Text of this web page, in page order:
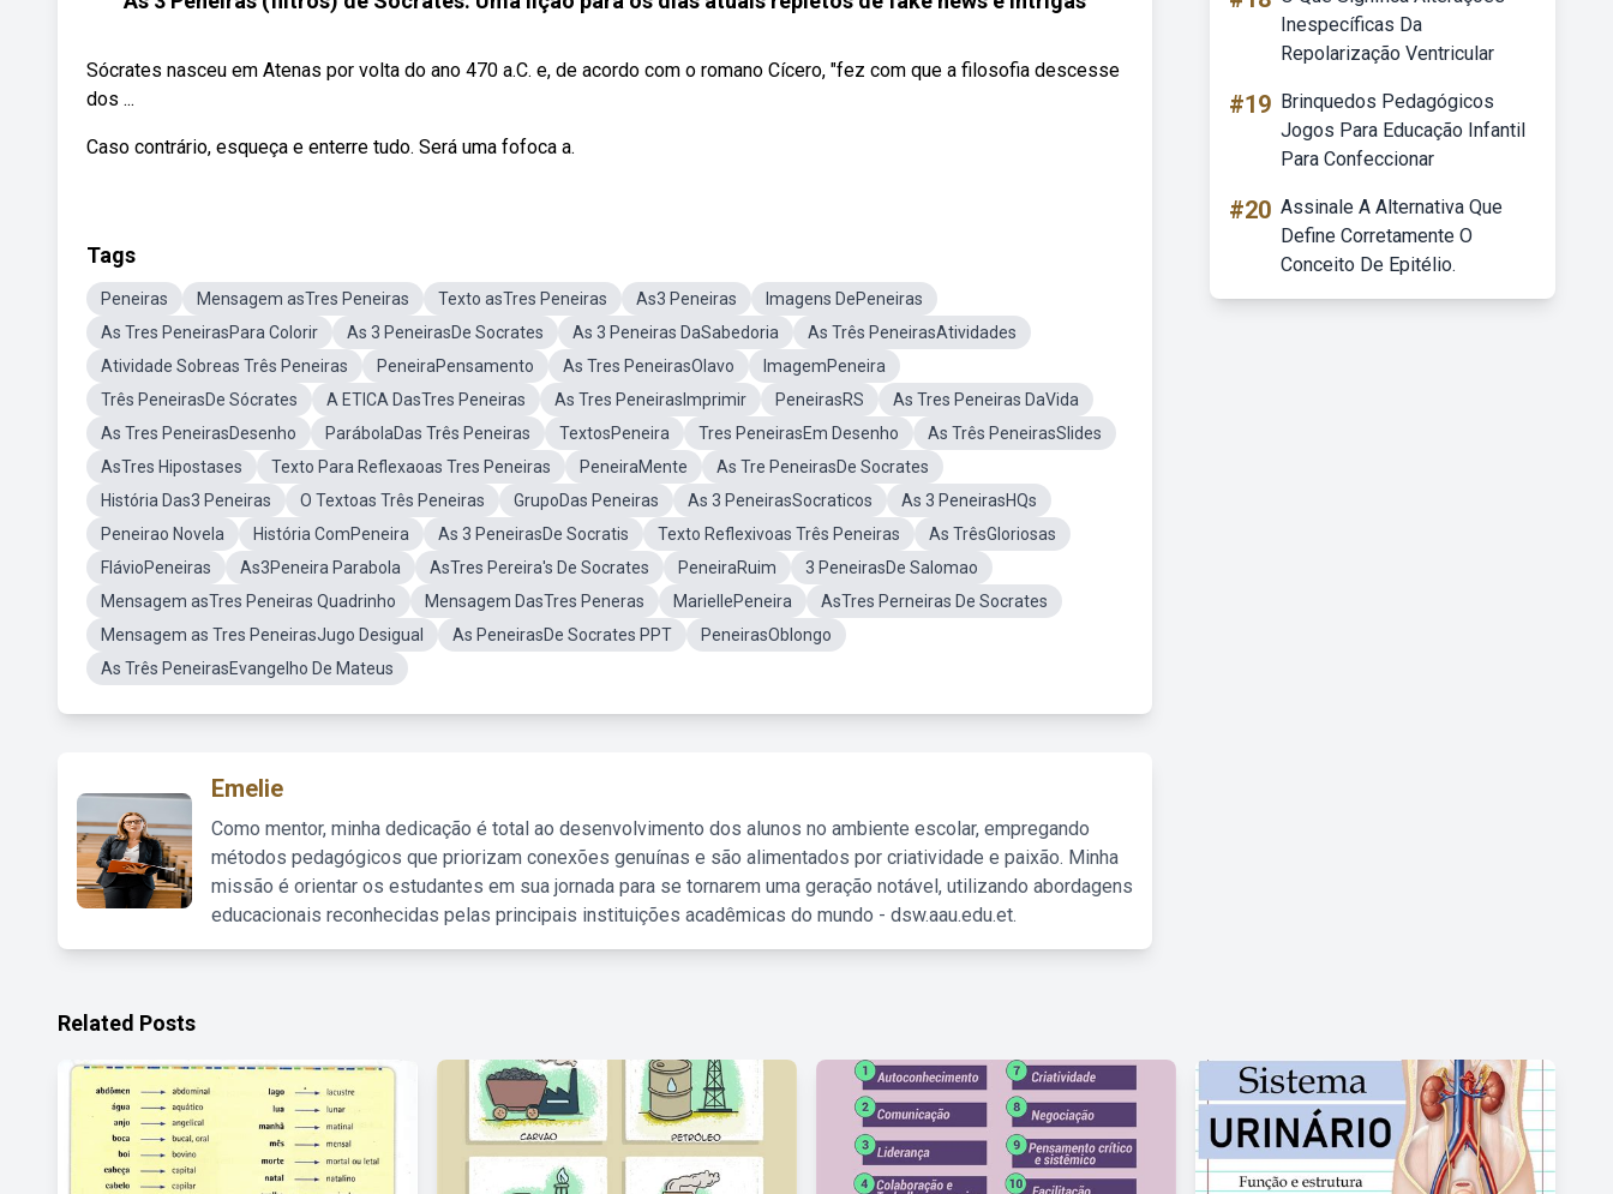
Sócrates nasceu em Atenas por volta do ano 470 a.C. e, de acordo com o romano Cícero, "fez com que a filosofia descesse
dos ...
Caso contrário, esqueça e enterre tudo. Será uma fofoca a.
Tags
Peneiras Mensagem asTres Peneiras Texto asTres Peneiras As3 Peneiras
Imagens DePeneiras
As Tres PeneirasPara Colorir
As 3 PeneirasDe Socrates As 3 Peneiras DaSabedoria
As Três PeneirasAtividades
Atividade Sobreas Três Peneiras
PeneiraPensamento As Tres PeneirasOlavo
ImagemPeneira
Três PeneirasDe Sócrates
A ETICA DasTres Peneiras As Tres PeneirasImprimir PeneirasRS
As Tres Peneiras DaVida
As Tres PeneirasDesenho
ParábolaDas Três Peneiras TextosPeneira Tres PeneirasEm Desenho
As Três PeneirasSlides
AsTres Hipostases
Texto Para Reflexaoas Tres Peneiras PeneiraMente
As Tre PeneirasDe Socrates
História Das3 Peneiras
O Textoas Três Peneiras GrupoDas Peneiras As 3 PeneirasSocraticos
As 3 PeneirasHQs
Peneirao Novela
História ComPeneira As 3 PeneirasDe Socratis Texto Reflexivoas Três Peneiras
As TrêsGloriosas
FlávioPeneiras
As3Peneira Parabola AsTres Pereira's De Socrates PeneiraRuim
3 PeneirasDe Salomao
Mensagem asTres Peneiras Quadrinho
Mensagem DasTres Peneras MariellePeneira
AsTres Perneiras De Socrates
Mensagem as Tres PeneirasJugo Desigual
As PeneirasDe Socrates PPT
PeneirasOblongo
As Três PeneirasEvangelho De Mateus
Emelie
Como mentor, minha dedicação é total ao desenvolvimento dos alunos no ambiente escolar, empregando
métodos pedagógicos que priorizam conexões genuínas e são alimentados por criatividade e paixão. Minha
missão é orientar os estudantes em sua jornada para se tornarem uma geração notável, utilizando abordagens
educacionais reconhecidas pelas principais instituições acadêmicas do mundo - dsw.aau.edu.et.
Inespecíficas Da
Repolarização Ventricular
#19 Brinquedos Pedagógicos
Jogos Para Educação Infantil
Para Confeccionar
#20 Assinale A Alternativa Que
Define Corretamente O
Conceito De Epitélio.
Related Posts